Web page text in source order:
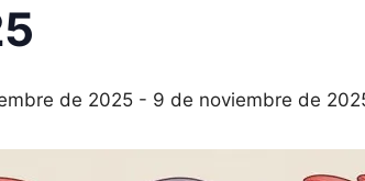
de 2025 - 9 de noviembre de